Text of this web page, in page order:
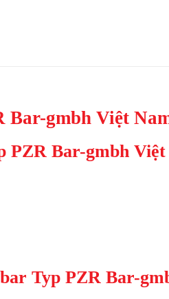
Bar-gmbh Việt
PZR Bar-gmbh Việt
Typ PZR Bar-